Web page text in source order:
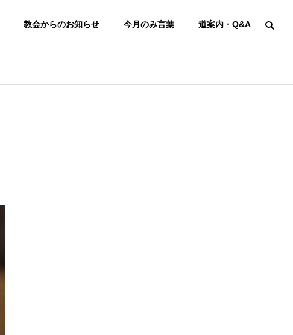
教会からのお知らせ 今月のみ言葉 道案内・Q&A